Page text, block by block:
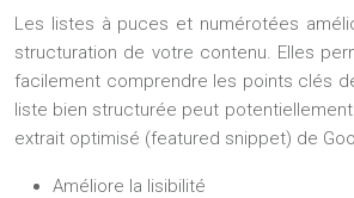
Les listes à puces et numérotées
structuration de votre contenu. Elles
facilement comprendre les points clés
liste bien structurée peut
extrait optimisé (featured snippet) de
Améliore la lisibilité